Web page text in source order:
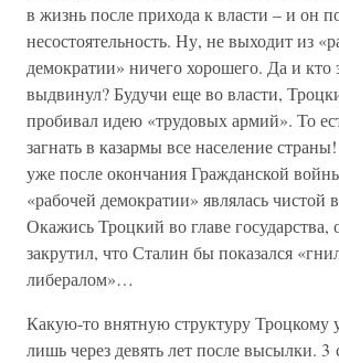
в жизнь после прихода к власти – и он
несостоятельность. Ну, не выходит из
демократии» ничего хорошего. Да и кто
выдвинул? Будучи еще во власти,
пробивал идею «трудовых армий». То
загнать в казармы все население
уже после окончания Гражданской
«рабочей демократии» являлась чистой
Окажись Троцкий во главе государства,
закрутил, что Сталин бы показался
либералом»…
Какую-то внятную структуру Троцкому
лишь через девять лет после высылки. 3